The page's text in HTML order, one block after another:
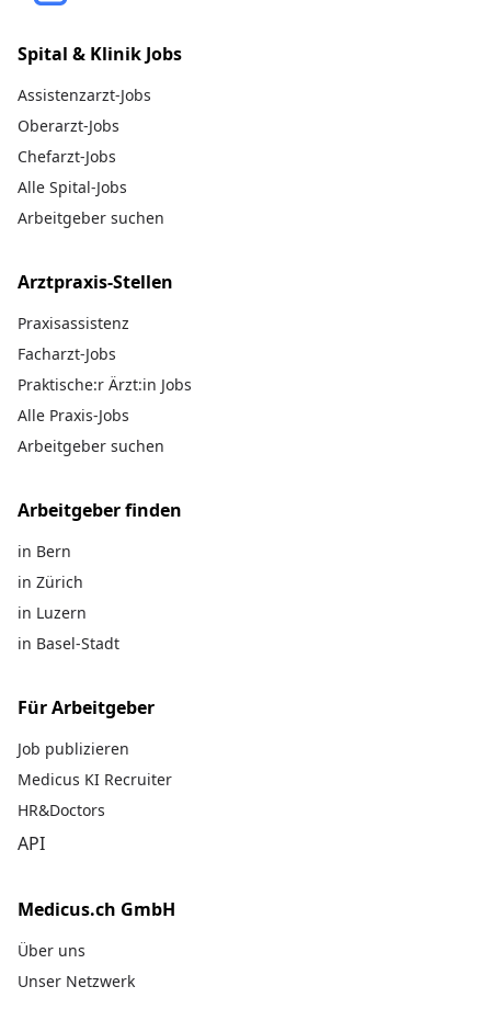
Spital & Klinik Jobs
Assistenzarzt-Jobs
Oberarzt-Jobs
Chefarzt-Jobs
Alle Spital-Jobs
Arbeitgeber suchen
Arztpraxis-Stellen
Praxisassistenz
Facharzt-Jobs
Praktische:r Ärzt:in Jobs
Alle Praxis-Jobs
Arbeitgeber suchen
Arbeitgeber finden
in Bern
in Zürich
in Luzern
in Basel-Stadt
Für Arbeitgeber
Job publizieren
Medicus KI Recruiter
HR&Doctors
API
Medicus.ch GmbH
Über uns
Unser Netzwerk